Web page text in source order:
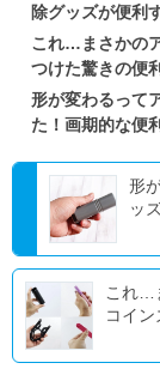
除グッズが便利
これ…まさかの
つけた驚きの便
形が変わるって
た！画期的な便
形
ッ
これ…
コイン